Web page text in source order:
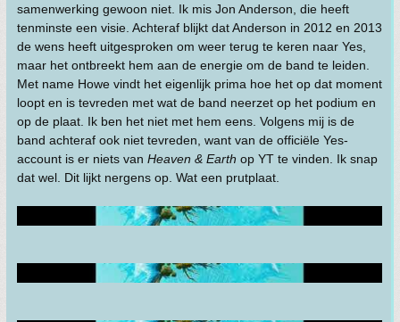
samenwerking gewoon niet. Ik mis Jon Anderson, die heeft
tenminste een visie. Achteraf blijkt dat Anderson in 2012 en 2013
de wens heeft uitgesproken om weer terug te keren naar Yes,
maar het ontbreekt hem aan de energie om de band te leiden.
Met name Howe vindt het eigenlijk prima hoe het op dat moment
loopt en is tevreden met wat de band neerzet op het podium en
op de plaat. Ik ben het niet met hem eens. Volgens mij is de
band achteraf ook niet tevreden, want van de officiële Yes-
account is er niets van Heaven & Earth op YT te vinden. Ik snap
dat wel. Dit lijkt nergens op. Wat een prutplaat.